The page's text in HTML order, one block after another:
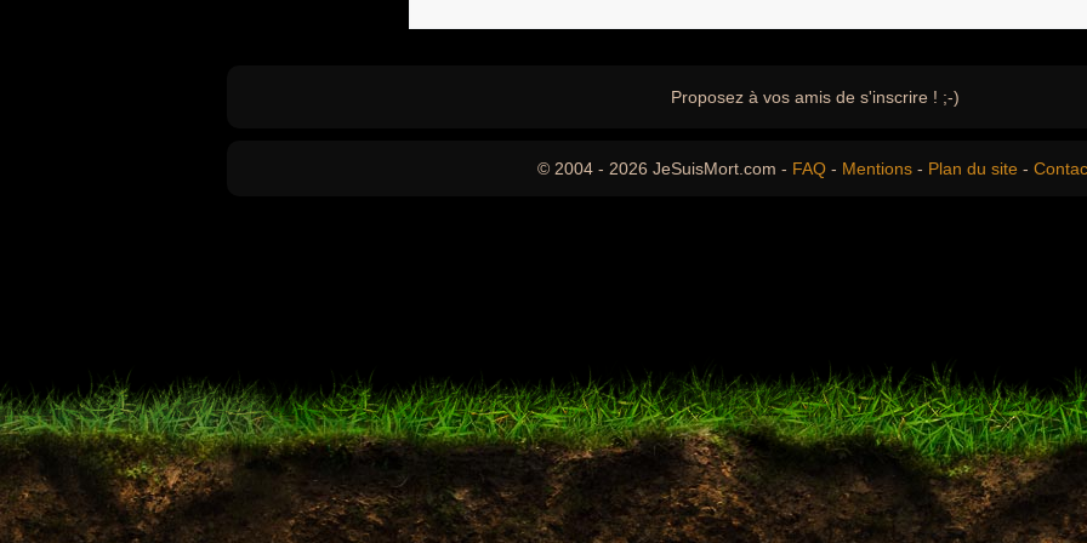
Proposez à vos amis de s'inscrire ! ;-)
© 2004 - 2026 JeSuisMort.com - FAQ - Mentions - Plan du site -